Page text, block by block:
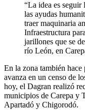
“La idea es seguir
las ayudas
traer maquinaria
Infraestructura
jarillones que se
río León, en
En la zona también
avanza en un censo de
hoy, el Dagran realizó
municipios de Carepa y
Apartadó y Chigorodó.